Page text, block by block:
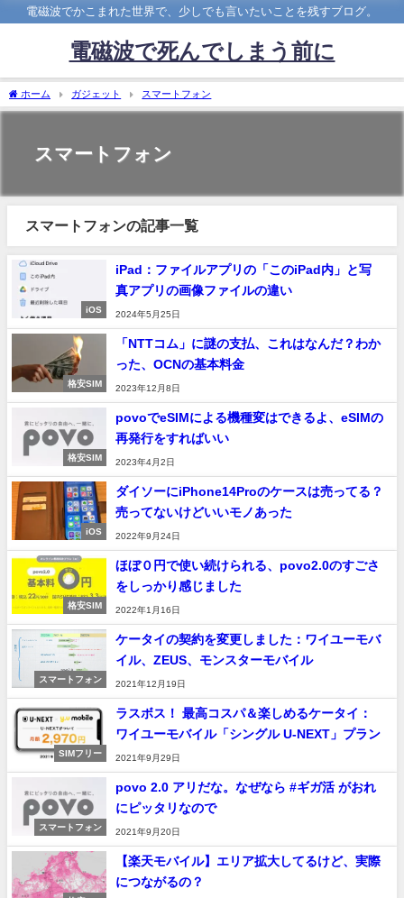
電磁波でかこまれた世界で、少しでも言いたいことを残すブログ。
電磁波で死んでしまう前に
ホーム ガジェット スマートフォン
スマートフォン
スマートフォンの記事一覧
iOS
iPad：ファイルアプリの「このiPad内」と写
真アプリの画像ファイルの違い
2024年5月25日
格安SIM
「NTTコム」に謎の支払、これはなんだ？わか
った、OCNの基本料金
2023年12月8日
格安SIM
povoでeSIMによる機種変はできるよ、eSIMの
再発行をすればいい
2023年4月2日
iOS
ダイソーにiPhone14Proのケースは売ってる？
売ってないけどいいモノあった
2022年9月24日
格安SIM
ほぼ０円で使い続けられる、povo2.0のすごさ
をしっかり感じました
2022年1月16日
スマートフォン
ケータイの契約を変更しました：ワイユーモバ
イル、ZEUS、モンスターモバイル
2021年12月19日
SIMフリー
ラスボス！ 最高コスパ＆楽しめるケータイ：
ワイユーモバイル「シングル U-NEXT」プラン
2021年9月29日
スマートフォン
povo 2.0 アリだな。なぜなら #ギガ活 がおれ
にピッタリなので
2021年9月20日
【楽天モバイル】エリア拡大してるけど、実際
につながるの？